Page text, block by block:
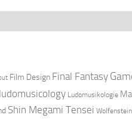
Film Design Final Fantasy
ludomusicology Ludomusikologie
Shin Megami Tensei Wolfenstein